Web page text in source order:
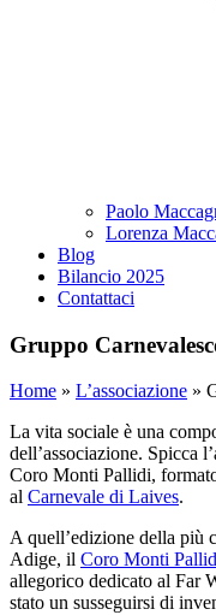
Paolo
Lorenza
Blog
Bilancio 2025
Contattaci
Gruppo
Home » L’associazione »
La vita sociale è una
dell’associazione. Spicca
Coro Monti Pallidi,
al Carnevale di Laives.
A quell’edizione della più
Adige, il Coro Monti
allegorico dedicato al Far
stato un susseguirsi di